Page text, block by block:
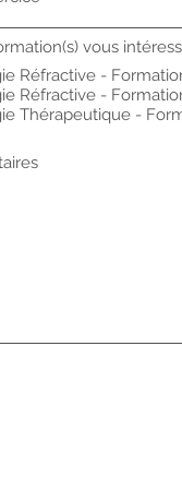
vous
Réfractive -
Réfractive -
Thérapeutique -